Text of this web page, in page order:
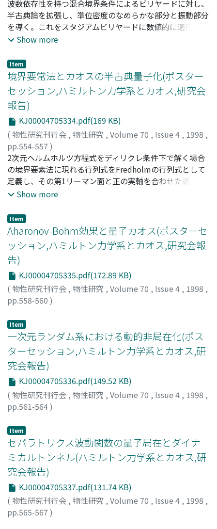
吉永, 尚孝;富谷, 光良;Yoshinaga, Naotaka;Tomiya,
Mitsuyoshi;ヨシナガ, ナオタカ;トミヤ, ミツヨシ
波数依存性を持つ混合境界条件によるビリヤードに対し、
半古典論を拡張し、準位密度のなめらかな部分と振動部分
を導く。これをスタジアムビリヤードに数値的に適用し、
bouncing ball軌道と呼ばれる軌道を排除することによ
める。
Show more
Item
境界要常法とカオスの半古典量子化(ポスター
セッション,ハミルトン力学系とカオス,研究会
報告)
KJ00004705334.pdf(169 KB)
( 物性研究刊行会 , 物性研究 , Volume 70 , Issue 4 , 1998 ,
pp.554-557 )
原山, 卓久;首藤, 啓;田崎, 秀一;Harayama, Takahisa;
Shudo, Akira;Tasaki, Shuichi;ハラヤマ, タカヒサ;シュド
ウ, アキラ;タサキ, シュウイチ
2次元ヘルムホルツ方程式をディリクレ条件下で解く場合
の境界要素法に現れる行列式をFredholmの行列式として
定義し、その第1リーマン面と正の実軸を合わせた領域に
おける零点はヘルムホルツ方程式の固有値のみであること
れぞれツイマン型散乱問題の共鳴エネルギーと幅の1つと
一致することを示す。Kacの逆問題やカオスの半古典量子
化との関係についても議論する。
Show more
Item
Aharonov-Bohm効果と量子カオス(ポスターセ
ッション,ハミルトン力学系とカオス,研究会報
告)
KJ00004705335.pdf(172.89 KB)
( 物性研究刊行会 , 物性研究 , Volume 70 , Issue 4 , 1998 ,
pp.558-560 )
Item
一次元ランダム系における動的非局在化(ポス
ターセッション,ハミルトン力学系とカオス,研
究会報告)
KJ00004705336.pdf(149.52 KB)
( 物性研究刊行会 , 物性研究 , Volume 70 , Issue 4 , 1998 ,
pp.561-564)
Item
セパラトリクス波動関数の量子局在とダイナ
ミカルトンネル(ハミルトン力学系とカオス,研
究会報告)
KJ00004705337.pdf(131.74 KB)
( 物性研究刊行会 , 物性研究 , Volume 70 , Issue 4 , 1998 ,
pp.565-567 )